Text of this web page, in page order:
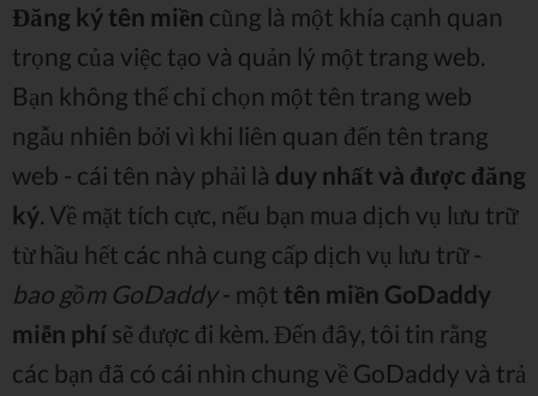
Đăng ký tên miền cũng là một khía cạnh quan
trọng của việc tạo và quản lý một trang web.
Bạn không thể chỉ chọn một tên trang web
ngẫu nhiên bởi vì khi liên quan đến tên trang
web - cái tên này phải là duy nhất và được đăng
ký. Về mặt tích cực, nếu bạn mua dịch vụ lưu trữ
từ hầu hết các nhà cung cấp dịch vụ lưu trữ -
bao gồm GoDaddy- một tên miền GoDaddy
miễn phí sẽ được đi kèm. Đến đây, tôi tin rằng
các bạn đã có cái nhìn chung về GoDaddy và trả